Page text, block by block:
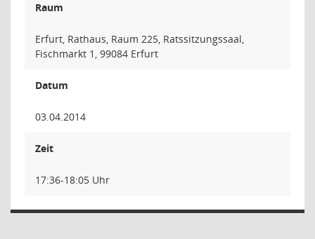
Raum
Erfurt, Rathaus, Raum 225, Ratssitzungssaal,
Fischmarkt 1, 99084 Erfurt
Datum
03.04.2014
Zeit
17:36-18:05 Uhr